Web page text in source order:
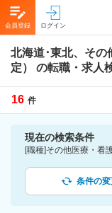
会員登録 ログイン
北海道･東北、その
定）
の転職・求人
16 件
現在の検索条件
条件の